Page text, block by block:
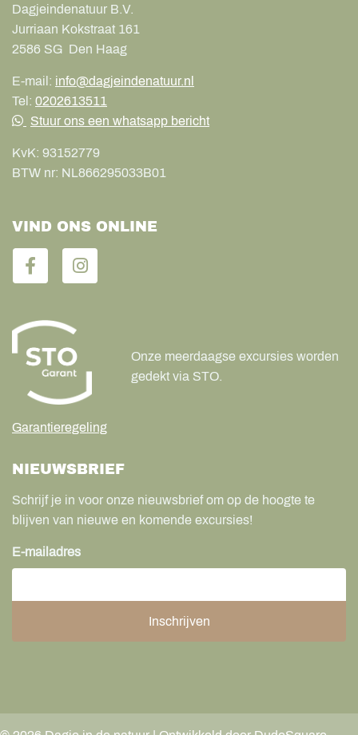
Dagjeindenatuur B.V.
Jurriaan Kokstraat 161
2586 SG Den Haag
E-mail: info@dagjeindenatuur.nl
Tel: 0202613511
Stuur ons een whatsapp bericht
KvK: 93152779
BTW nr: NL866295033B01
VIND ONS ONLINE
Garantieregeling
Onze meerdaagse excursies worden
gedekt via STO.
NIEUWSBRIEF
Schrijf je in voor onze nieuwsbrief om op de hoogte te
blijven van nieuwe en komende excursies!
E-mailadres